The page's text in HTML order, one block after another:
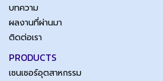
บทความ
ผลงานที่ผ่านมา
ติดต่อเรา
PRODUCTS
เซนเซอร์อุตสาหกรรม